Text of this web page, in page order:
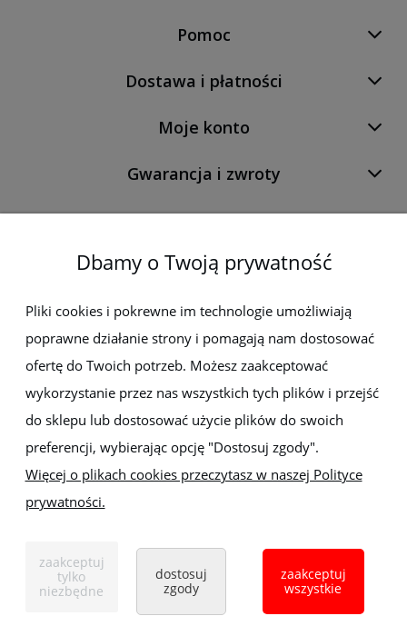
Pomoc
Dostawa i płatności
Moje konto
Gwarancja i zwroty
O firmie
Newsletter
Zapisz się do newslettera, aby być na bieżąco z nowościami i
promocjami
Handlowa 1, 35-103 Rzeszów
Tel:
+48 17 853 90 49 +48 668 191 214
Dbamy o Twoją prywatność
Pliki cookies i pokrewne im technologie umożliwiają
poprawne działanie strony i pomagają nam dostosować
ofertę do Twoich potrzeb. Możesz zaakceptować
wykorzystanie przez nas wszystkich tych plików i przejść
do sklepu lub dostosować użycie plików do swoich
preferencji, wybierając opcję "Dostosuj zgody".
Więcej o plikach cookies przeczytasz w naszej Polityce
prywatności.
zaakceptuj
tylko
niezbędne
dostosuj
zgody
zaakceptuj
wszystkie